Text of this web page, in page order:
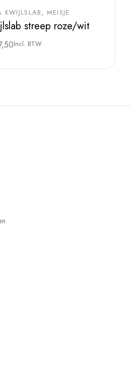
MEISJE
streep roze/wit
Incl. BTW